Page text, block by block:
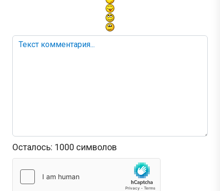
Осталось: 1000 символов